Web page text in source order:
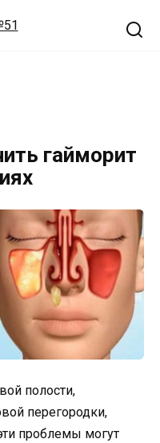
гайморит
полости,
перегородки,
проблемы могут